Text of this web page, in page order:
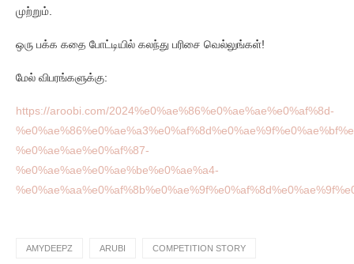
முற்றும்.
ஒரு பக்க கதை போட்டியில் கலந்து பரிசை வெல்லுங்கள்!
மேல் விபரங்களுக்கு:
https://aroobi.com/2024%e0%ae%86%e0%ae%ae%e0%af%8d-
%e0%ae%ae%e0%af%87-
%e0%ae%ae%e0%ae%be%e0%ae%a4-
AMYDEEPZ ARUBI COMPETITION STORY